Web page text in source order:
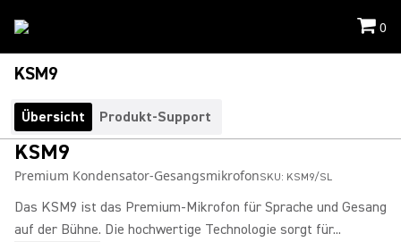
0
KSM9
Übersicht Produkt-Support
KSM9
Premium Kondensator-GesangsmikrofonSKU: KSM9/SL
Das KSM9 ist das Premium-Mikrofon für Sprache und Gesang
auf der Bühne. Die hochwertige Technologie sorgt für...